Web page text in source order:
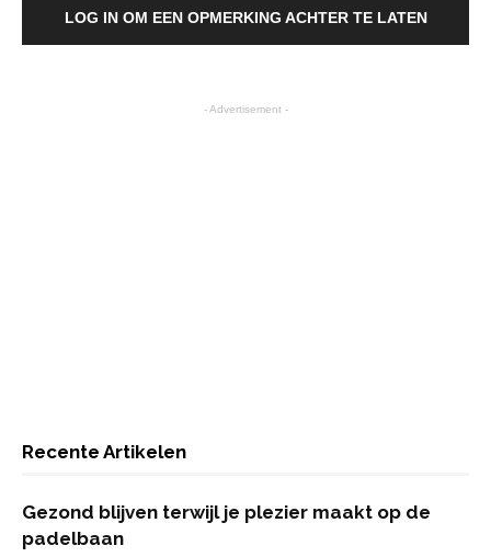
LOG IN OM EEN OPMERKING ACHTER TE LATEN
- Advertisement -
Recente Artikelen
Gezond blijven terwijl je plezier maakt op de
padelbaan